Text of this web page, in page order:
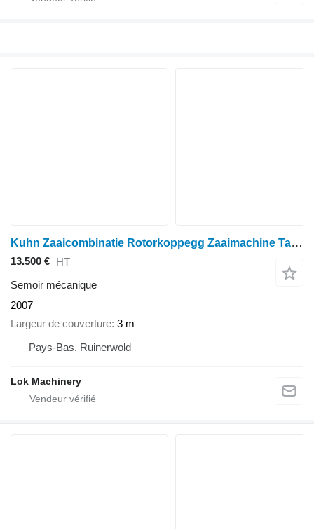
Kuhn Zaaicombinatie Rotorkoppegg Zaaimachine Tarwe NETTE SET
13.500 € HT
Semoir mécanique
2007
Largeur de couverture 3 m
Pays-Bas, Ruinerwold
Lok Machinery